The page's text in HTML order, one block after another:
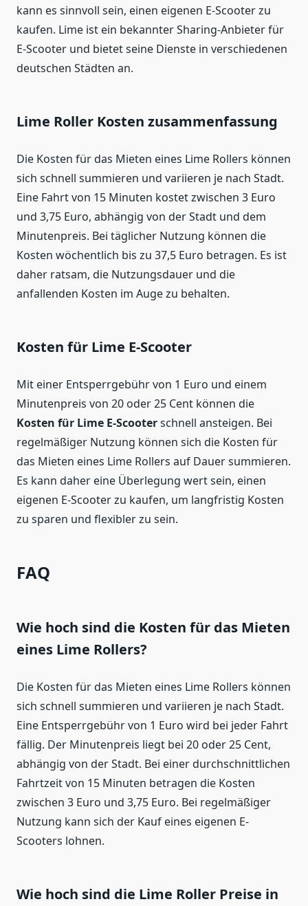
kann es sinnvoll sein, einen eigenen E-Scooter zu
kaufen. Lime ist ein bekannter Sharing-Anbieter für
E-Scooter und bietet seine Dienste in verschiedenen
deutschen Städten an.
Lime Roller Kosten zusammenfassung
Die Kosten für das Mieten eines Lime Rollers können
sich schnell summieren und variieren je nach Stadt.
Eine Fahrt von 15 Minuten kostet zwischen 3 Euro
und 3,75 Euro, abhängig von der Stadt und dem
Minutenpreis. Bei täglicher Nutzung können die
Kosten wöchentlich bis zu 37,5 Euro betragen. Es ist
daher ratsam, die Nutzungsdauer und die
anfallenden Kosten im Auge zu behalten.
Kosten für Lime E-Scooter
Mit einer Entsperrgebühr von 1 Euro und einem
Minutenpreis von 20 oder 25 Cent können die
Kosten für Lime E-Scooterschnell ansteigen. Bei
regelmäßiger Nutzung können sich die Kosten für
das Mieten eines Lime Rollers auf Dauer summieren.
Es kann daher eine Überlegung wert sein, einen
eigenen E-Scooter zu kaufen, um langfristig Kosten
zu sparen und flexibler zu sein.
FAQ
Wie hoch sind die Kosten für das Mieten
eines Lime Rollers?
Die Kosten für das Mieten eines Lime Rollers können
sich schnell summieren und variieren je nach Stadt.
Eine Entsperrgebühr von 1 Euro wird bei jeder Fahrt
fällig. Der Minutenpreis liegt bei 20 oder 25 Cent,
abhängig von der Stadt. Bei einer durchschnittlichen
Fahrtzeit von 15 Minuten betragen die Kosten
zwischen 3 Euro und 3,75 Euro. Bei regelmäßiger
Nutzung kann sich der Kauf eines eigenen E-
Scooters lohnen.
Wie hoch sind die Lime Roller Preise in